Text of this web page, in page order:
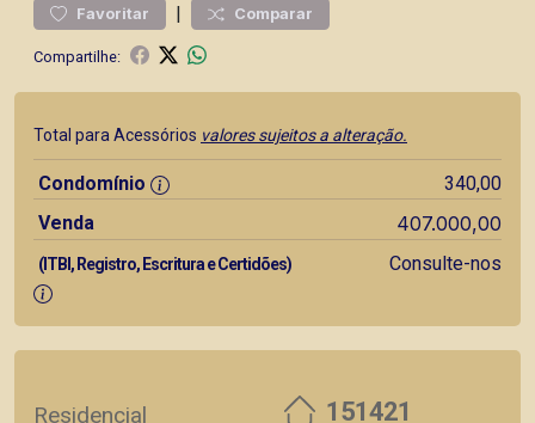
Favoritar | Comparar
Compartilhe:
Total para Acessórios valores sujeitos a alteração.
Condomínio
340,00
Venda
407.000,00
(ITBI, Registro, Escritura e Certidões) Consulte-nos
Residencial 151421